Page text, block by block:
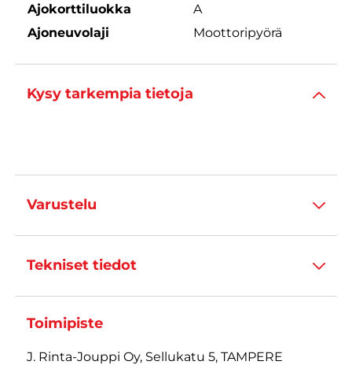
Ajokorttiluokka
A
Ajoneuvolaji
Moottoripyörä
Kysy tarkempia tietoja
Varustelu
Tekniset tiedot
Toimipiste
J. Rinta-Jouppi Oy, Sellukatu 5, TAMPERE